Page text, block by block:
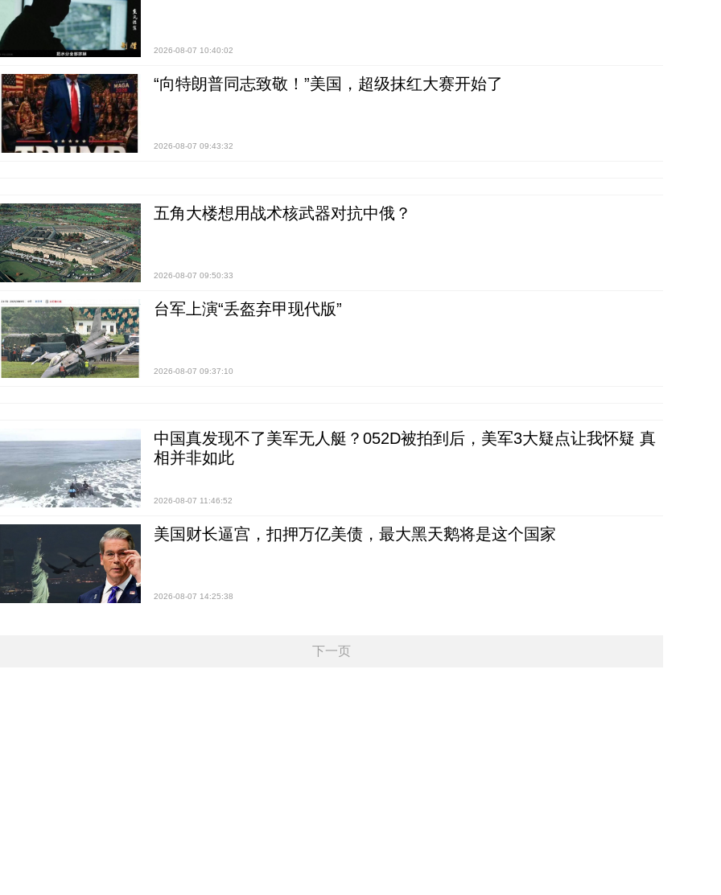
2026-08-07 10:40:02
“向特朗普同志致敬！”美国，超级抹红大赛开始了
2026-08-07 09:43:32
五角大楼想用战术核武器对抗中俄？
2026-08-07 09:50:33
台军上演“丢盔弃甲现代版”
2026-08-07 09:37:10
中国真发现不了美军无人艇？052D被拍到后，美军3大疑点让我怀疑 真
相并非如此
2026-08-07 11:46:52
美国财长逼宫，扣押万亿美债，最大黑天鹅将是这个国家
2026-08-07 14:25:38
下一页